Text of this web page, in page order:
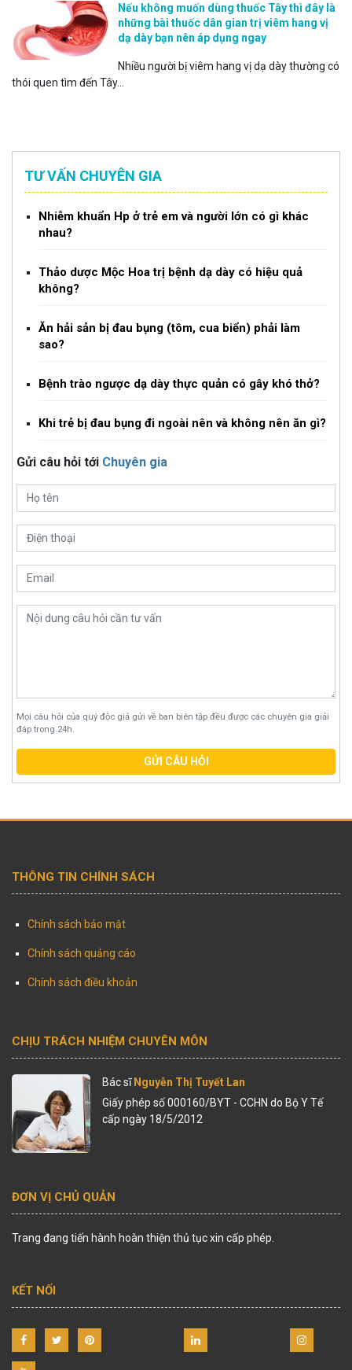
Nếu không muốn dùng thuốc Tây thì đây là
những bài thuốc dân gian trị viêm hang vị
dạ dày bạn nên áp dụng ngay
Nhiều người bị viêm hang vị dạ dày thường có
thói quen tìm đến Tây...
TƯ VẤN CHUYÊN GIA
Nhiễm khuẩn Hp ở trẻ em và người lớn có gì khác
nhau?
Thảo dược Mộc Hoa trị bệnh dạ dày có hiệu quả
không?
Ăn hải sản bị đau bụng (tôm, cua biển) phải làm
sao?
Bệnh trào ngược dạ dày thực quản có gây khó thở?
Khi trẻ bị đau bụng đi ngoài nên và không nên ăn gì?
Gửi câu hỏi tới Chuyên gia
Mọi câu hỏi của quý độc giả gửi về ban biên tập đều được các chuyên gia giải
đáp trong 24h.
GỬI CÂU HỎI
THÔNG TIN CHÍNH SÁCH
Chính sách bảo mật
Chính sách quảng cáo
Chính sách điều khoản
CHỊU TRÁCH NHIỆM CHUYÊN MÔN
Bác sĩ Nguyễn Thị Tuyết Lan
Giấy phép số 000160/BYT - CCHN do Bộ Y Tế
cấp ngày 18/5/2012
ĐƠN VỊ CHỦ QUẢN
Trang đang tiến hành hoàn thiện thủ tục xin cấp phép.
KẾT NỐI